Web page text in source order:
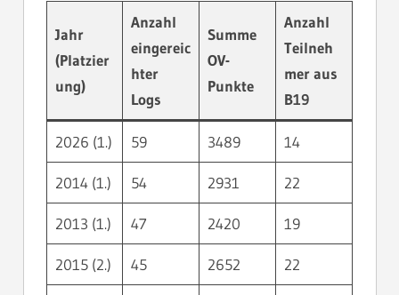
Jahr
(Platzier
ung)
Anzahl
eingereic
hter
Logs
Summe
OV-
Punkte
Anzahl
Teilneh
mer aus
B19
2026 (1.) 59 3489 14
2014 (1.) 54 2931 22
2013 (1.) 47 2420 19
2015 (2.) 45 2652 22